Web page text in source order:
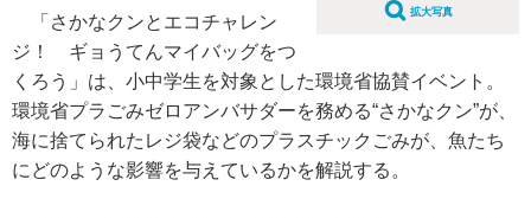
拡大写真
「さかなクンとエコチャレン
ジ！ ギョうてんマイバッグをつ
くろう」は、小中学生を対象とした環境省協賛イベント。
環境省プラごみゼロアンバサダーを務める“さかなクン”が、
海に捨てられたレジ袋などのプラスチックごみが、魚たち
にどのような影響を与えているかを解説する。